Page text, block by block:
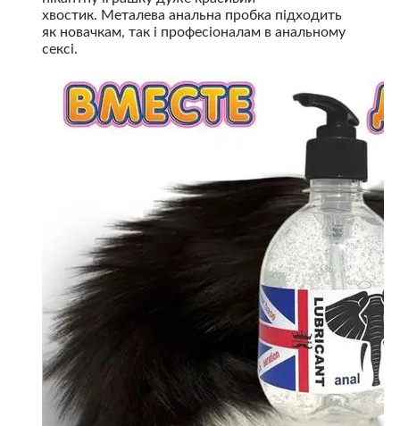
хвостик. Металева анальна пробка підходить
як новачкам, так і професіоналам в анальному
сексі.